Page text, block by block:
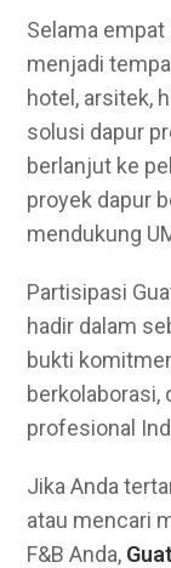
Selama empat
menjadi
hotel, arsitek,
solusi dapur
berlanjut ke
proyek dapur
mendukung
Partisipasi
hadir dalam
bukti
berkolaborasi,
profesional
Jika Anda
atau mencari
F&B Anda,